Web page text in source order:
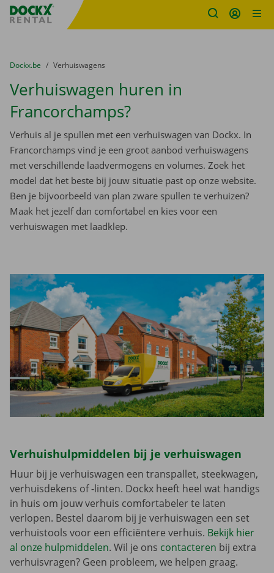
Fratello DEMO
U bevindt zich hier:
van
Dockx.be naar
Verhuiswagens
Verhuiswagen huren in
Francorchamps?
Verhuis al je spullen met een verhuiswagen van Dockx. In
Francorchamps vind je een groot aanbod verhuiswagens
met verschillende laadvermogens en volumes. Zoek het
model dat het beste bij jouw situatie past op onze website.
Ben je bijvoorbeeld van plan zware spullen te verhuizen?
Maak het jezelf dan comfortabel en kies voor een
verhuiswagen met laadklep.
Verhuishulpmiddelen bij je verhuiswagen
Huur bij je verhuiswagen een transpallet, steekwagen,
verhuisdekens of -linten. Dockx heeft heel wat handigs
in huis om jouw verhuis comfortabeler te laten
verlopen. Bestel daarom bij je verhuiswagen een set
verhuistools voor een efficiëntere verhuis. Bekijk hier
al onze hulpmiddelen. Wil je ons contacteren bij extra
verhuisvragen? Geen probleem, we helpen graag.